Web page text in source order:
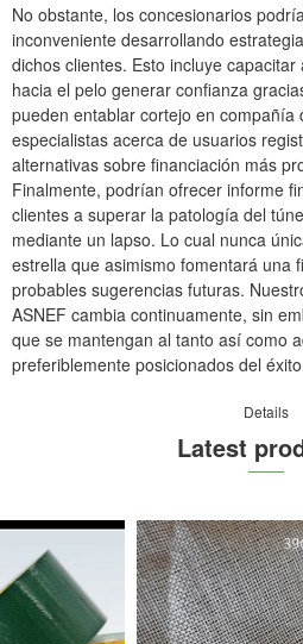
No obstante, los concesionarios
inconveniente desarrollando
dichos clientes. Esto incluye
hacia el pelo generar confianza
pueden entablar cortejo en compañía
especialistas acerca de usuarios
alternativas sobre financiación más
Finalmente, podrían ofrecer informe
clientes a superar la patologí­a del
mediante un lapso. Lo cual nunca
estrella que asimismo fomentará una
probables sugerencias futuras.
ASNEF cambia continuamente, sin
que se mantengan al tanto así­ como
preferiblemente posicionados del
Details
Latest